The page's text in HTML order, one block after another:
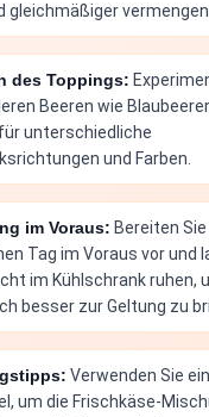
gleichmäßiger
des Toppings:
Beeren wie
unterschiedliche
und Farben.
im Voraus: Bereiten Sie
Tag im Voraus vor und
im Kühlschrank ruhen,
besser zur Geltung zu
Verwenden Sie
um die Frischkäse-